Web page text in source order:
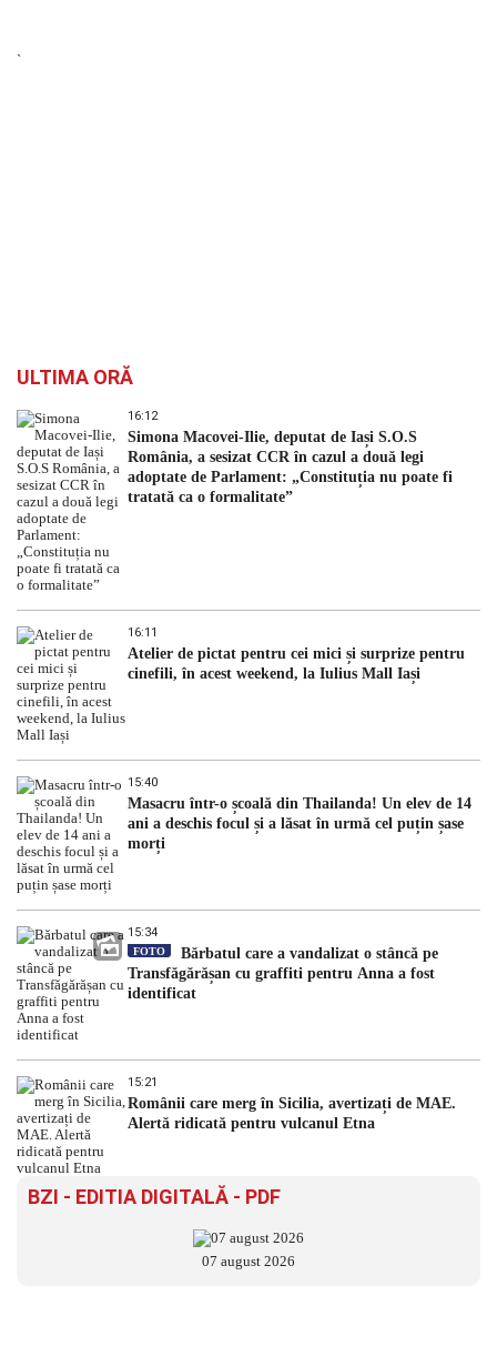
`
ULTIMA ORĂ
16:12
Simona Macovei-Ilie, deputat de Iași S.O.S
România, a sesizat CCR în cazul a două legi
adoptate de Parlament: „Constituția nu poate fi
tratată ca o formalitate”
16:11
Atelier de pictat pentru cei mici și surprize pentru
cinefili, în acest weekend, la Iulius Mall Iași
15:40
Masacru într-o școală din Thailanda! Un elev de 14
ani a deschis focul și a lăsat în urmă cel puțin șase
morți
15:34
FOTO
Bărbatul care a vandalizat o stâncă pe
Transfăgărășan cu graffiti pentru Anna a fost
identificat
15:21
Românii care merg în Sicilia, avertizați de MAE.
Alertă ridicată pentru vulcanul Etna
BZI - EDITIA DIGITALĂ - PDF
07 august 2026